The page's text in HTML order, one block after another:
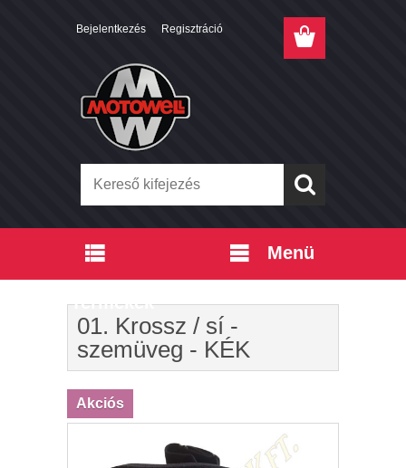
Bejelentkezés Regisztráció
Termékek
Menü
01. Krossz / sí -
szemüveg - KÉK
Akciós